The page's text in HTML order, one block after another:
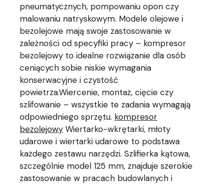
pneumatycznych, pompowaniu opon czy
malowaniu natryskowym. Modele olejowe i
bezolejowe mają swoje zastosowanie w
zależności od specyfiki pracy – kompresor
bezolejowy to idealne rozwiązanie dla osób
ceniących sobie niskie wymagania
konserwacyjne i czystość
powietrza.Wiercenie, montaż, cięcie czy
szlifowanie – wszystkie te zadania wymagają
odpowiedniego sprzętu. kompresor
bezolejowy Wiertarko-wkrętarki, młoty
udarowe i wiertarki udarowe to podstawa
każdego zestawu narzędzi. Szlifierka kątowa,
szczególnie model 125 mm, znajduje szerokie
zastosowanie w pracach budowlanych i